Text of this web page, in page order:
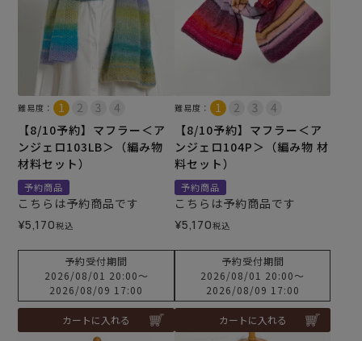
難易度：
【8/10予約】マフラー＜ア
ンジェロ103LB＞（編み物
材料セット）
予約商品
こちらは予約商品です
¥5,170税込
予約受付期間
2026/08/01 20:00〜
2026/08/09 17:00
カートに入れる
難易度：
【8/10予約】マフラー＜ア
ンジェロ104P＞（編み物 材
料セット）
予約商品
こちらは予約商品です
¥5,170税込
予約受付期間
2026/08/01 20:00〜
2026/08/09 17:00
カートに入れる